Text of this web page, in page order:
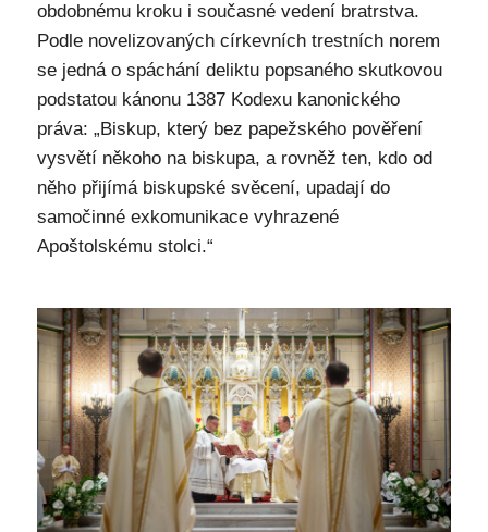
obdobnému kroku i současné vedení bratrstva.
Podle novelizovaných církevních trestních norem
se jedná o spáchání deliktu popsaného skutkovou
podstatou kánonu 1387 Kodexu kanonického
práva: „Biskup, který bez papežského pověření
vysvětí někoho na biskupa, a rovněž ten, kdo od
něho přijímá biskupské svěcení, upadají do
samočinné exkomunikace vyhrazené
Apoštolskému stolci.“